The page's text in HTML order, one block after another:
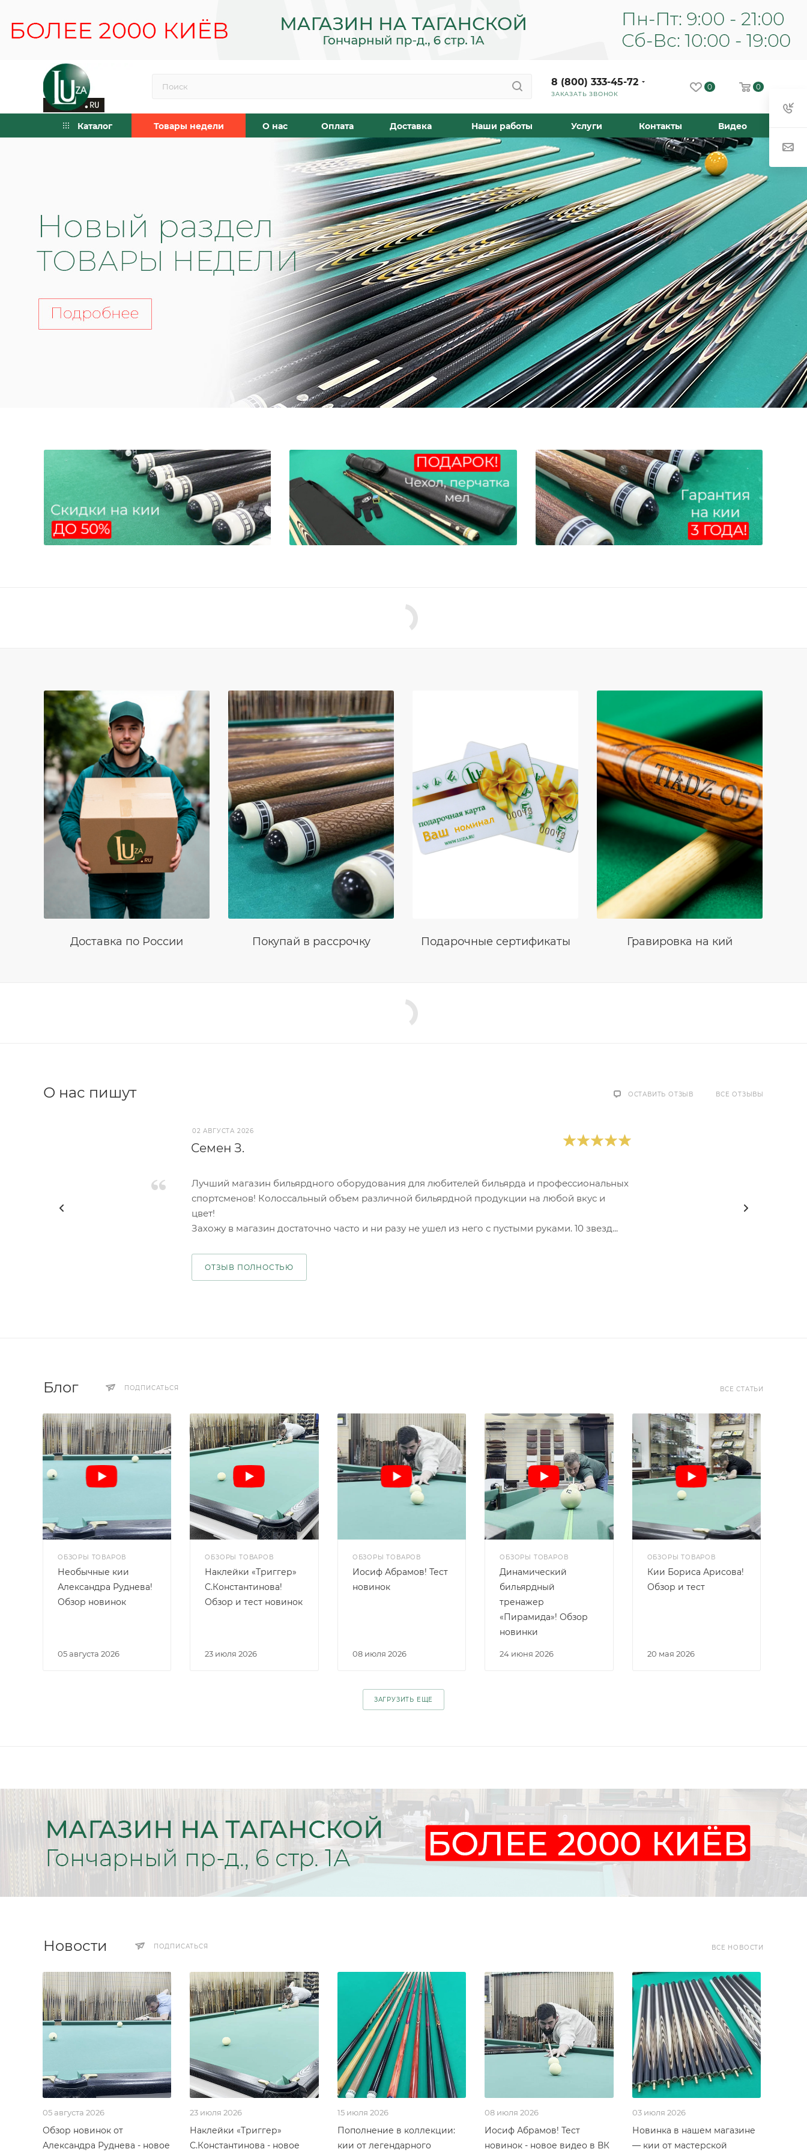
8 (800) 333-45-72
ЗАКАЗАТЬ ЗВОНОК
0 0
Каталог Товары недели О нас Оплата Доставка Наши работы Услуги Контакты Видео
Доставка по России Покупай в рассрочку Подарочные сертификаты Гравировка на кий
О нас пишут ВСЕ ОТЗЫВЫ
ОСТАВИТЬ ОТЗЫВ
02 АВГУСТА 2026
Семен З.
Лучший магазин бильярдного оборудования для любителей бильярда и профессиональных
спортсменов! Колоссальный объем различной бильярдной продукции на любой вкус и
цвет!
Захожу в магазин достаточно часто и ни разу не ушел из него с пустыми руками. 10 звезд...
ОТЗЫВ ПОЛНОСТЬЮ
Блог ПОДПИСАТЬСЯ ВСЕ СТАТЬИ
ОБЗОРЫ ТОВАРОВ
05 августа 2026
Необычные кии
Александра Руднева!
Обзор новинок
ОБЗОРЫ ТОВАРОВ
23 июля 2026
Наклейки «Триггер»
С.Константинова!
Обзор и тест новинок
ОБЗОРЫ ТОВАРОВ
08 июля 2026
Иосиф Абрамов! Тест
новинок
ОБЗОРЫ ТОВАРОВ
24 июня 2026
Динамический
бильярдный
тренажер
«Пирамида»! Обзор
новинки
ОБЗОРЫ ТОВАРОВ
20 мая 2026
Кии Бориса Арисова!
Обзор и тест
ЗАГРУЗИТЬ ЕЩЕ
Новости ПОДПИСАТЬСЯ ВСЕ НОВОСТИ
05 августа 2026
Обзор новинок от
Александра Руднева - новое
23 июля 2026
Наклейки «Триггер»
С.Константинова - новое
15 июля 2026
Пополнение в коллекции:
кии от легендарного
08 июля 2026
Иосиф Абрамов! Тест
новинок - новое видео в ВК
03 июля 2026
Новинка в нашем магазине
— кии от мастерской